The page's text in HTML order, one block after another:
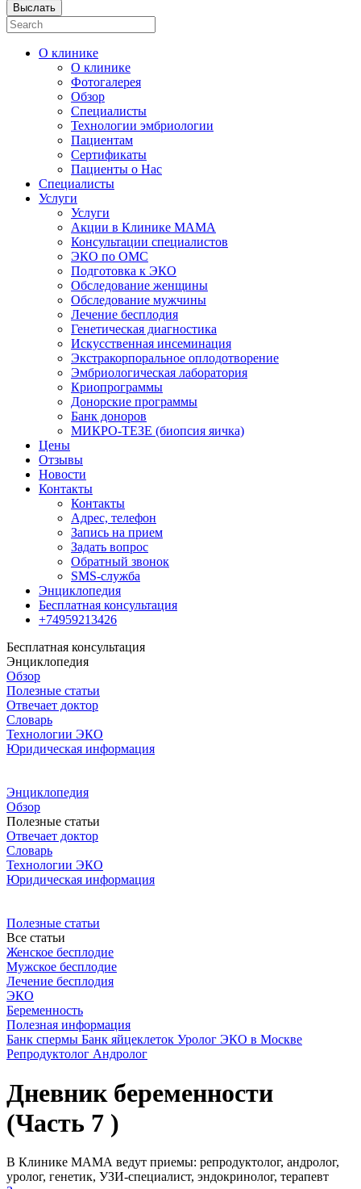
Выслать
О клинике
О клинике
Фотогалерея
Обзор
Специалисты
Технологии эмбриологии
Пациентам
Сертификаты
Пациенты о Нас
Специалисты
Услуги
Услуги
Акции в Клинике МАМА
Консультации специалистов
ЭКО по ОМС
Подготовка к ЭКО
Обследование женщины
Обследование мужчины
Лечение бесплодия
Генетическая диагностика
Искусственная инсеминация
Экстракорпоральное оплодотворение
Эмбриологическая лаборатория
Криопрограммы
Донорские программы
Банк доноров
МИКРО-ТЕЗЕ (биопсия яичка)
Цены
Отзывы
Новости
Контакты
Контакты
Адрес, телефон
Запись на прием
Задать вопрос
Обратный звонок
SMS-служба
Энциклопедия
Бесплатная консультация
+74959213426
Бесплатная консультация
Энциклопедия
Обзор
Полезные статьи
Отвечает доктор
Словарь
Технологии ЭКО
Юридическая информация
Энциклопедия
Обзор
Полезные статьи
Отвечает доктор
Словарь
Технологии ЭКО
Юридическая информация
Полезные статьи
Все статьи
Женское бесплодие
Мужское бесплодие
Лечение бесплодия
ЭКО
Беременность
Полезная информация
Банк спермы Банк яйцеклеток Уролог ЭКО в Москве
Репродуктолог Андролог
Дневник беременности
(Часть 7 )
В Клинике МАМА ведут приемы: репродуктолог, андролог,
уролог, генетик, УЗИ-специалист, эндокринолог, терапевт